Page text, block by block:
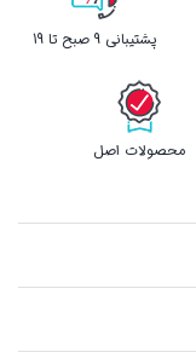
پشتیبانی 9 صبح تا 19
محصولات اصل